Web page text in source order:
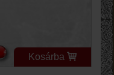
Kosárba